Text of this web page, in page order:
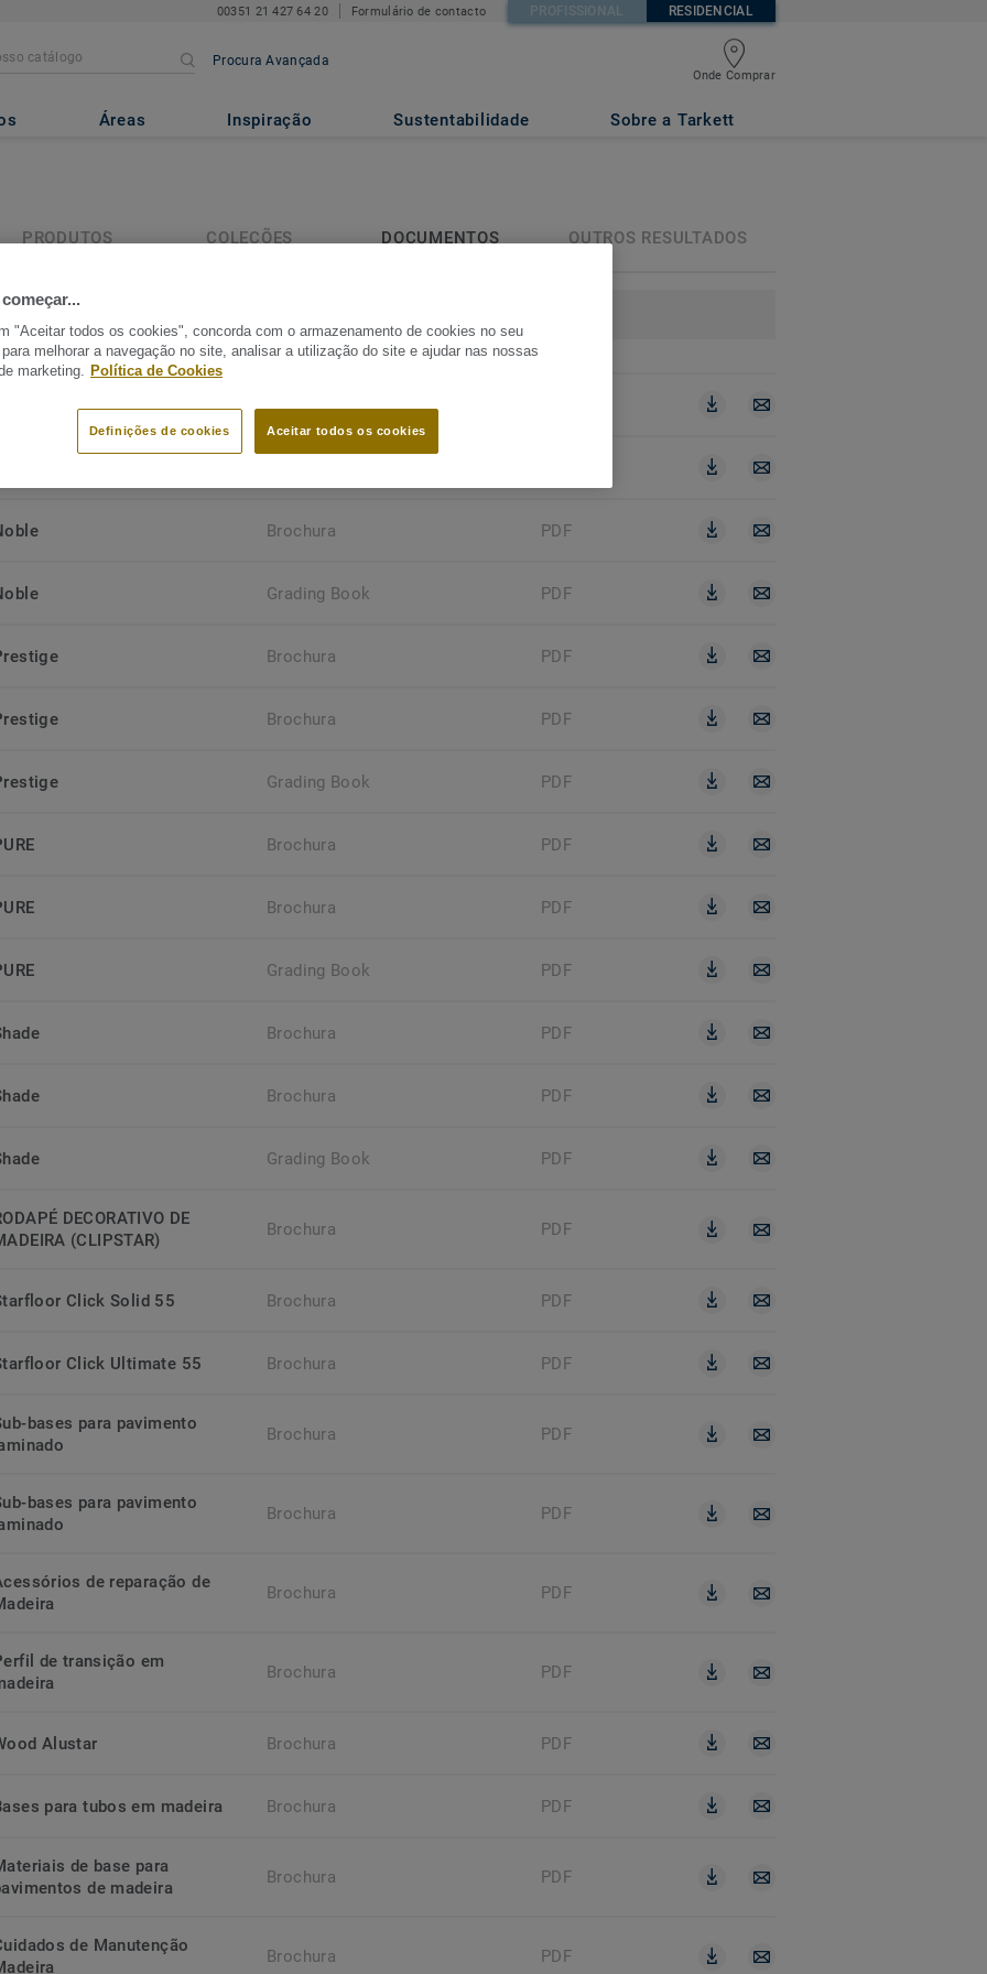
00351 21 427 64 20 Formulário de contacto PROFISSIONAL RESIDENCIAL
Procura Avançada
Onde Comprar
Áreas Inspiração Sustentabilidade Sobre a Tarkett
PRODUTOS
COLEÇÕES
DOCUMENTOS
OUTROS RESULTADOS
257 procurar resultados
Adesivos Recomendados
Brochura PDF
Grading Book PDF
Brochura PDF
Brochura PDF
Grading Book PDF
Brochura PDF
Brochura PDF
Grading Book PDF
Brochura PDF
Brochura PDF
Grading Book PDF
DECORATIVO DE
(CLIPSTAR)
Brochura PDF
Click Solid 55 Brochura PDF
Click Ultimate 55 Brochura PDF
bases para pavimento
Brochura PDF
bases para pavimento
Brochura PDF
de reparação de
Brochura PDF
de transição em
Brochura PDF
Alustar Brochura PDF
para tubos em madeira Brochura PDF
de base para
de madeira
Brochura PDF
de Manutenção
Brochura PDF
"Aceitar todos os cookies", concorda com o armazenamento de cookies no seu
melhorar a navegação no site, analisar a utilização do site e ajudar nas nossas
marketing. Política de Cookies
Aceitar todos os cookies
Definições de cookies